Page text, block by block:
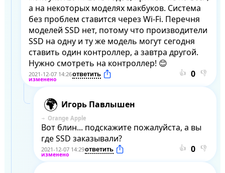
а на некоторых моделях макбуков. Система
без проблем ставится через Wi-Fi. Перечня
моделей SSD нет, потому что производители
SSD на одну и ту же модель могут сегодня
ставить один контроллер, а завтра другой.
Нужно смотреть на контроллер! 😊
2021-12-07 14:26 👍 👎
Игорь Павлышен
Orange Apple
Вот блин... подскажите пожалуйста, а вы
где SSD заказывали?
2021-12-07 14:29 👍 👎